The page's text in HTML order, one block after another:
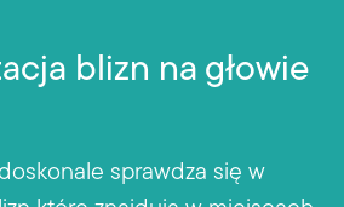
blizn na głowie
sprawdza się w